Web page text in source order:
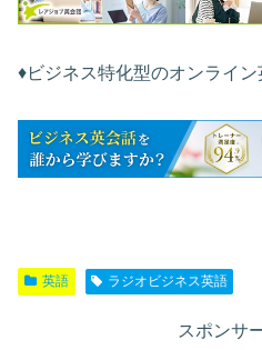
♦︎ビジネス特化型のオンライン
英語 ラジオビジネス英語
スポンサ